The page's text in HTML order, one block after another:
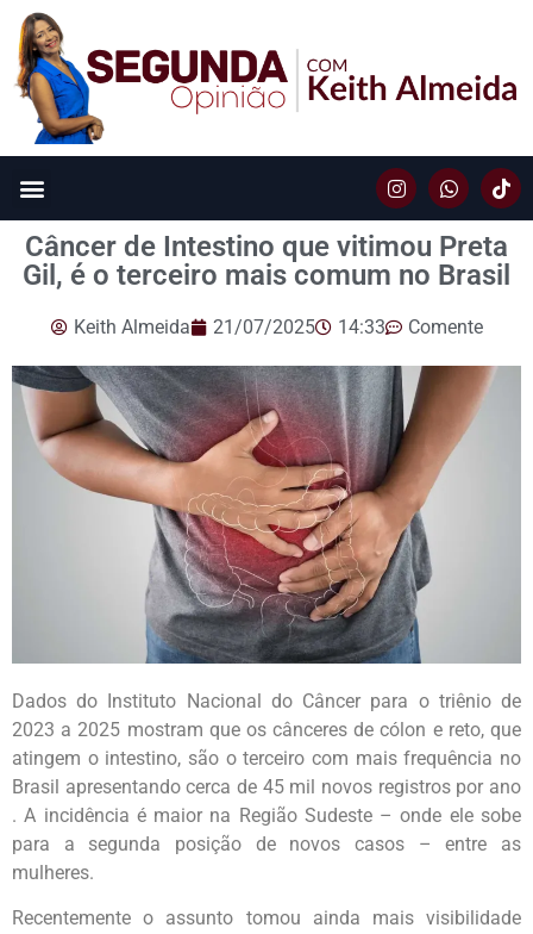
Câncer de Intestino que vitimou Preta
Gil, é o terceiro mais comum no Brasil
Keith Almeida 21/07/2025 14:33 Comente
Dados do Instituto Nacional do Câncer para o triênio de
2023 a 2025 mostram que os cânceres de cólon e reto, que
atingem o intestino, são o terceiro com mais frequência no
Brasil apresentando cerca de 45 mil novos registros por ano
. A incidência é maior na Região Sudeste – onde ele sobe
para a segunda posição de novos casos – entre as
mulheres.
Recentemente o assunto tomou ainda mais visibilidade